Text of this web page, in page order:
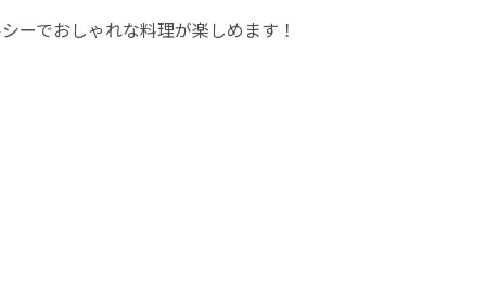
ーでおしゃれな料理が楽しめます！